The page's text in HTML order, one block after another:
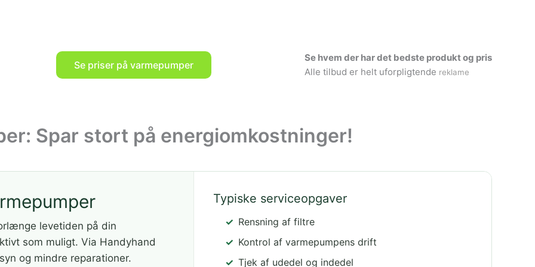
Se priser på varmepumper
Se hvem der har det bedste produkt og pris
Alle tilbud er helt uforpligtende reklame
Spar stort på energiomkostninger!
levetiden på din
som muligt. Via Handyhand
og mindre reparationer.
Typiske serviceopgaver
Rensning af filtre
Kontrol af varmepumpens drift
Tjek af udedel og indedel